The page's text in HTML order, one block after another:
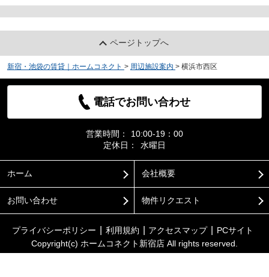
ページトップへ
新宿・池袋の賃貸｜ホームコネクト > 周辺施設案内 > 横浜市西区
電話でお問い合わせ
営業時間：
10:00-19：00
定休日：
水曜日
ホーム 会社概要
お問い合わせ 物件リクエスト
プライバシーポリシー 利用規約 アクセスマップ
PCサイト
Copyright(c) ホームコネクト新宿店 All rights reserved.